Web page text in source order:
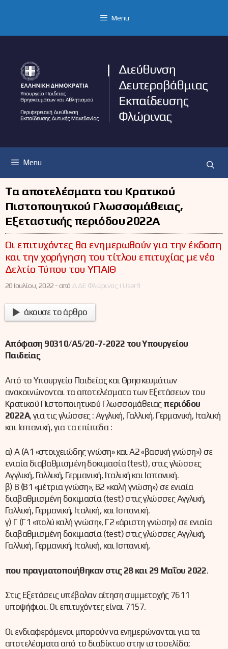
Menu
Menu
Tα αποτελέσματα του Κρατικού
Πιστοποιητικού Γλωσσομάθειας,
Εξεταστικής περιόδου 2022Α
Οι επιτυχόντες θα ενημερωθούν για την έκδοση
και την χορήγηση του τίτλου επιτυχίας με νέο
Δελτίο Τύπου του ΥΠΑΙΘ
20 Ιουλίου, 2022 -από ΔΔΕ Φλώρινας | User9
άκουσε το άρθρο
Απόφαση 90310/A5/20-7-2022 του Υπουργείου
Παιδείας
Από το Υπουργείο Παιδείας και Θρησκευμάτων
ανακοινώνονται τα αποτελέσματα των Εξετάσεων του
Κρατικού Πιστοποιητικού Γλωσσομάθειας περιόδου
2022Α, για τις γλώσσες : Αγγλική, Γαλλική, Γερμανική, Ιταλική
και Ισπανική, για τα επίπεδα :
α) Α (Α1 «στοιχειώδης γνώση» και Α2 «βασική γνώση») σε
ενιαία διαβαθμισμένη δοκιμασία (test), στις γλώσσες
Αγγλική, Γαλλική, Γερμανική, Ιταλική και Ισπανική.
β) Β (Β1 «μέτρια γνώση», Β2 «καλή γνώση») σε ενιαία
διαβαθμισμένη δοκιμασία (test) στις γλώσσες Αγγλική,
Γαλλική, Γερμανική, Ιταλική, και Ισπανική.
γ) Γ (Γ1 «πολύ καλή γνώση», Γ2 «άριστη γνώση») σε ενιαία
διαβαθμισμένη δοκιμασία (test) στις γλώσσες Αγγλική,
Γαλλική, Γερμανική, Ιταλική, και Ισπανική,
που πραγματοποιήθηκαν στις 28 και 29 Μαΐου 2022.
Στις Εξετάσεις υπέβαλαν αίτηση συμμετοχής 7611
υποψήφιοι. Οι επιτυχόντες είναι 7157.
Οι ενδιαφερόμενοι μπορούν να ενημερώνονται για τα
αποτελέσματα από το διαδίκτυο στην ιστοσελίδα: